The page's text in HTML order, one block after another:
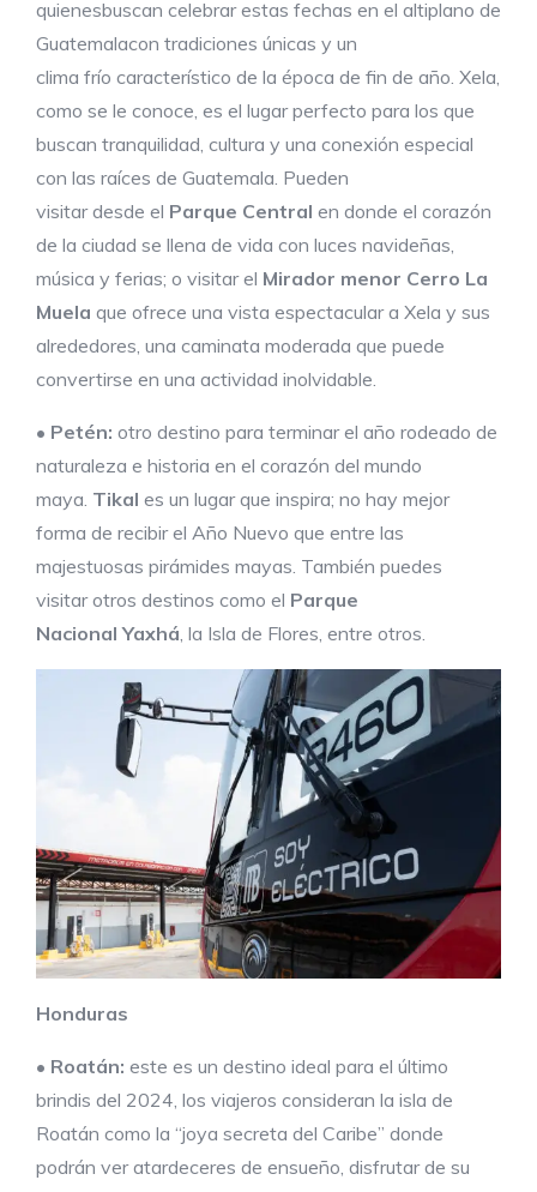
quienesbuscan celebrar estas fechas en el altiplano de
Guatemalacon tradiciones únicas y un
clima frío característico de la época de fin de año. Xela,
como se le conoce, es el lugar perfecto para los que
buscan tranquilidad, cultura y una conexión especial
con las raíces de Guatemala. Pueden
visitar desde el Parque Central en donde el corazón
de la ciudad se llena de vida con luces navideñas,
música y ferias; o visitar el Mirador menor Cerro La
Muela que ofrece una vista espectacular a Xela y sus
alrededores, una caminata moderada que puede
convertirse en una actividad inolvidable.
• Petén: otro destino para terminar el año rodeado de
naturaleza e historia en el corazón del mundo
maya. Tikal es un lugar que inspira; no hay mejor
forma de recibir el Año Nuevo que entre las
majestuosas pirámides mayas. También puedes
visitar otros destinos como el Parque
Nacional Yaxhá , la Isla de Flores, entre otros.
Honduras
• Roatán: este es un destino ideal para el último
brindis del 2024, los viajeros consideran la isla de
Roatán como la “joya secreta del Caribe” donde
podrán ver atardeceres de ensueño, disfrutar de su